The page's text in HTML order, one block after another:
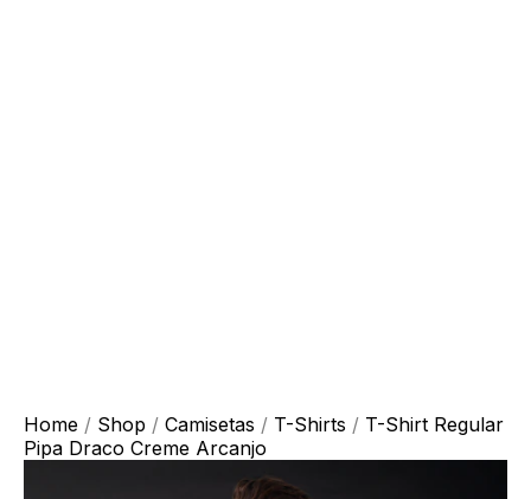
Home / Shop / Camisetas / T-Shirts / T-Shirt Regular
Pipa Draco Creme Arcanjo